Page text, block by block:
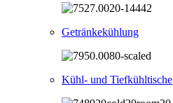
Getränkekühlung
Kühl- und Tiefkühltische